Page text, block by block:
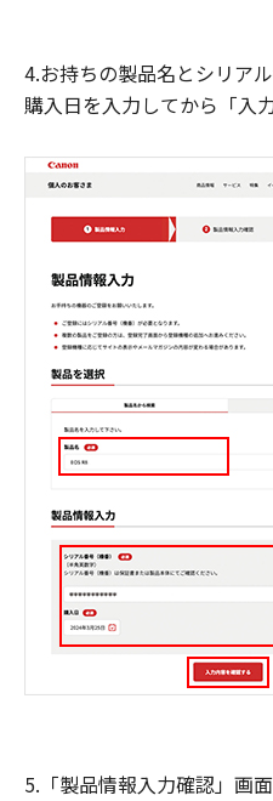
4.お持ちの製品名とシリアル
購入日を入力してから「入
5.「製品情報入力確認」画